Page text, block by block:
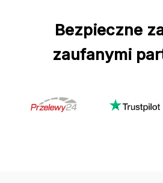
Bezpieczne
zaufanymi